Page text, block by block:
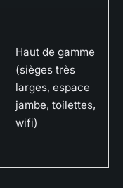
Haut de gamme
(sièges très
larges, espace
jambe, toilettes,
wifi)